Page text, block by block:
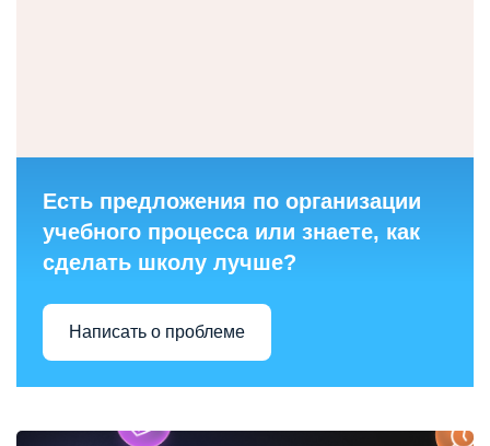
Есть предложения по организации
учебного процесса или знаете, как
сделать школу лучше?
Написать о проблеме